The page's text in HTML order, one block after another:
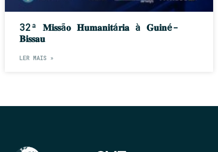
32ª 𝐌𝐢𝐬𝐬ã𝐨 𝐇𝐮𝐦𝐚𝐧𝐢𝐭á𝐫𝐢𝐚 à 𝐆𝐮𝐢𝐧é-
𝐁𝐢𝐬𝐬𝐚𝐮
LER MAIS »